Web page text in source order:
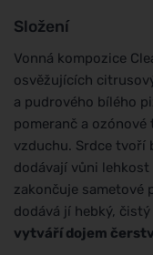
Složení
Vonná kompozice
osvěžujících
a pudrového bílého
pomeranč a
vzduchu. Srdce tvoří
dodávají vůni lehkost
zakončuje sametové
dodává jí hebký,
vytváří dojem